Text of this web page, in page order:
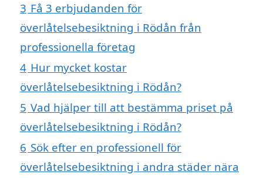
3 Få 3 erbjudanden för
överlåtelsebesiktning i Rödån från
professionella företag
4 Hur mycket kostar
överlåtelsebesiktning i Rödån?
5 Vad hjälper till att bestämma priset på
överlåtelsebesiktning i Rödån?
6 Sök efter en professionell för
överlåtelsebesiktning i andra städer nära